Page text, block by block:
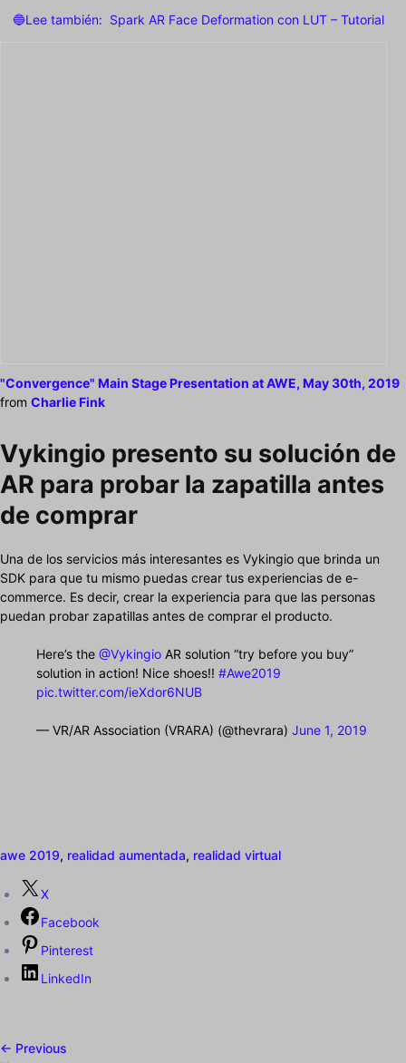
🔵Lee también: Spark AR Face Deformation con LUT – Tutorial
"Convergence" Main Stage Presentation at AWE, May 30th, 2019
from Charlie Fink
Vykingio presento su solución de
AR para probar la zapatilla antes
de comprar
Una de los servicios más interesantes es Vykingio que brinda un
SDK para que tu mismo puedas crear tus experiencias de e-
commerce. Es decir, crear la experiencia para que las personas
puedan probar zapatillas antes de comprar el producto.
Here’s the @Vykingio AR solution “try before you buy”
solution in action! Nice shoes!! #Awe2019
pic.twitter.com/ieXdor6NUB
— VR/AR Association (VRARA) (@thevrara) June 1, 2019
awe 2019, realidad aumentada, realidad virtual
X
Facebook
Pinterest
LinkedIn
← Previous